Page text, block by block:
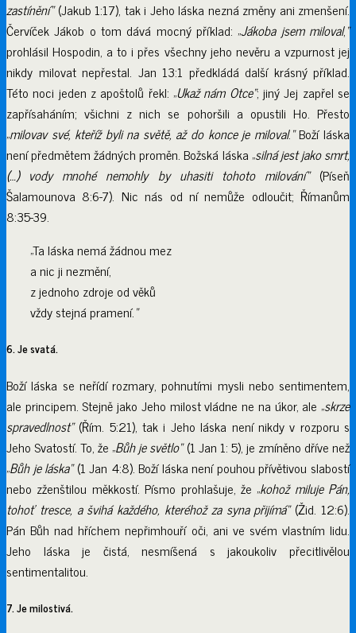
zastínění“(Jakub 1:17), tak i Jeho láska nezná změny ani zmenšení.
Červíček Jákob o tom dává mocný příklad: „Jákoba jsem miloval,“
prohlásil Hospodin, a to i přes všechny jeho nevěru a vzpurnost jej
nikdy milovat nepřestal. Jan 13:1 předkládá další krásný příklad.
Této noci jeden z apoštolů řekl: „Ukaž nám Otce“; jiný Jej zapřel se
zapřísaháním; všichni z nich se pohoršili a opustili Ho. Přesto
„milovav své, kteříž byli na světě, až do konce je miloval.“Boží láska
není předmětem žádných proměn. Božská láska „silná jest jako smrt,
(…) vody mnohé nemohly by uhasiti tohoto milování“(Píseň
Šalamounova 8:6-7). Nic nás od ní nemůže odloučit; Římanům
8:35-39.
„Ta láska nemá žádnou mez
a nic ji nezmění,
z jednoho zdroje od věků
vždy stejná pramení.“
6. Je svatá.
Boží láska se neřídí rozmary, pohnutími mysli nebo sentimentem,
ale principem. Stejně jako Jeho milost vládne ne na úkor, ale „skrze
spravedlnost“(Řím. 5:21), tak i Jeho láska není nikdy v rozporu s
Jeho Svatostí. To, že „Bůh je světlo“(1 Jan 1: 5), je zmíněno dříve než
„Bůh je láska“(1 Jan 4:8). Boží láska není pouhou přívětivou slabostí
nebo zženštilou měkkostí. Písmo prohlašuje, že „kohož miluje Pán,
tohoť tresce, a švihá každého, kteréhož za syna přijímá“(Žid. 12:6).
Pán Bůh nad hříchem nepřimhouří oči, ani ve svém vlastním lidu.
Jeho láska je čistá, nesmíšená s jakoukoliv přecitlivělou
sentimentalitou.
7. Je milostivá.